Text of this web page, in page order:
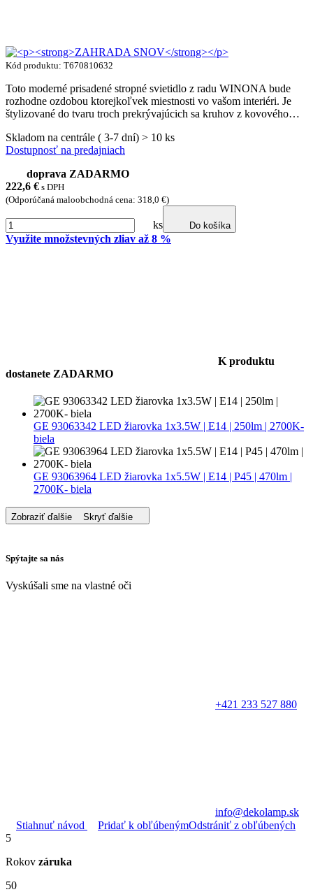
Kód produktu: T670810632
Toto moderné prisadené stropné svietidlo z radu WINONA bude
rozhodne ozdobou ktorejkoľvek miestnosti vo vašom interiéri. Je
štylizované do tvaru troch prekrývajúcich sa kruhov z kovového…
Skladom na centrále ( 3-7 dní) > 10 ks
Dostupnosť na predajniach
doprava ZADARMO
222,6 € s DPH
(Odporúčaná maloobchodná cena: 318,0 €)
ks Do košíka
Využite množstevných zliav až 8 %
K produktu
dostanete ZADARMO
GE 93063342 LED žiarovka 1x3.5W | E14 | 250lm | 2700K-
biela
GE 93063964 LED žiarovka 1x5.5W | E14 | P45 | 470lm |
2700K- biela
Zobraziť ďalšie Skryť ďalšie
Spýtajte sa nás
Vyskúšali sme na vlastné oči
+421 233 527 880
info@dekolamp.sk
Stiahnuť návod
Pridať k obľúbenýmOdstrániť z obľúbených
5
Rokov záruka
50